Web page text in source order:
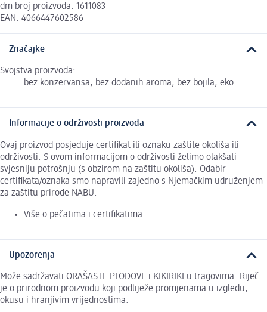
dm broj proizvoda: 1611083
EAN: 4066447602586
Značajke
Svojstva proizvoda:
bez konzervansa, bez dodanih aroma, bez bojila, eko
Informacije o održivosti proizvoda
Ovaj proizvod posjeduje certifikat ili oznaku zaštite okoliša ili
održivosti. S ovom informacijom o održivosti želimo olakšati
svjesniju potrošnju (s obzirom na zaštitu okoliša). Odabir
certifikata/oznaka smo napravili zajedno s Njemačkim udruženjem
za zaštitu prirode NABU.
Više o pečatima i certifikatima
Upozorenja
Može sadržavati ORAŠASTE PLODOVE i KIKIRIKI u tragovima. Riječ
je o prirodnom proizvodu koji podliježe promjenama u izgledu,
okusu i hranjivim vrijednostima.